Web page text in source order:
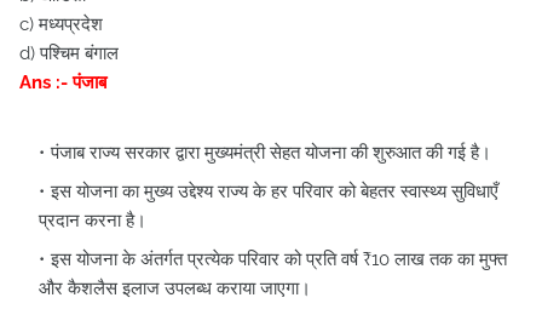
c) मध्यप्रदेश
d) पश्चिम बंगाल
Ans :- पंजाब
पंजाब राज्य सरकार द्वारा मुख्यमंत्री सेहत योजना की शुरुआत की गई है।
इस योजना का मुख्य उद्देश्य राज्य के हर परिवार को बेहतर स्वास्थ्य सुविधाएँ
प्रदान करना है।
इस योजना के अंतर्गत प्रत्येक परिवार को प्रति वर्ष ₹10 लाख तक का मुफ्त
और कैशलैस इलाज उपलब्ध कराया जाएगा।